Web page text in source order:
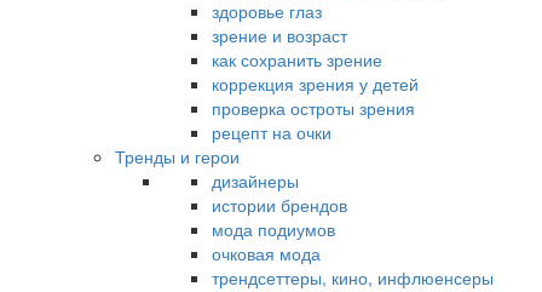
здоровье глаз
зрение и возраст
как сохранить зрение
коррекция зрения у детей
проверка остроты зрения
рецепт на очки
Тренды и герои
дизайнеры
истории брендов
мода подиумов
очковая мода
трендсеттеры, кино, инфлюенсеры